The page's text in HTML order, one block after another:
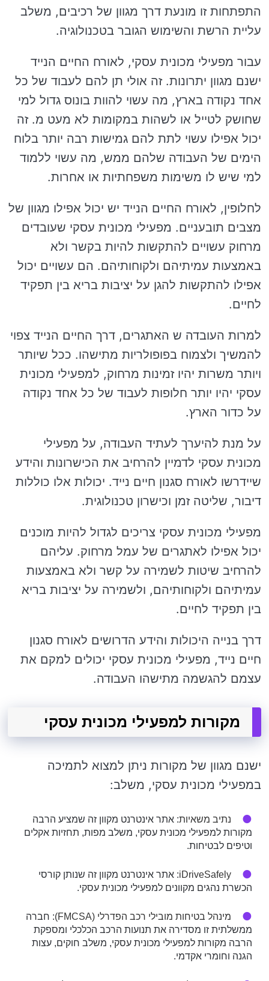
התפתחות זו מונעת דרך מגוון של רכיבים, משלב
עליית הרשת והשימוש הגובר בטכנולוגיה.
עבור מפעילי מכונית עסקי, לאורח החיים הנייד
ישנם מגוון יתרונות. זה אולי תן להם לעבוד של כל
אחד נקודה בארץ, מה עשוי להוות בונוס גדול למי
שחושק לטייל או לשהות במקומות לא מעט מ. זה
יכול אפילו עשוי לתת להם גמישות רבה יותר בלוח
הימים של העבודה שלהם ממש, מה עשוי ללמוד
למי שיש לו משימות משפחתיות או אחרות.
לחלופין, לאורח החיים הנייד יש יכול אפילו מגוון של
מצבים תובעניים. מפעילי מכונית עסקי שעובדים
מרחוק עשויים להתקשות להיות בקשר ולא
באמצעות עמיתיהם ולקוחותיהם. הם עשויים יכול
אפילו להתקשות להגן על יציבות בריא בין תפקיד
לחיים.
למרות העובדה ש האתגרים, דרך החיים הנייד צפוי
להמשיך ולצמוח בפופולריות מתישהו. ככל שיותר
ויותר משרות יהיו זמינות מרחוק, למפעילי מכונית
עסקי יהיו יותר חלופות לעבוד של כל אחד נקודה
על כדור הארץ.
על מנת להיערך לעתיד העבודה, על מפעילי
מכונית עסקי לדמיין להרחיב את הכישרונות והידע
שיידרשו לאורח סגנון חיים נייד. יכולות אלו כוללות
דיבור, שליטה זמן וכישרון טכנולוגית.
מפעילי מכונית עסקי צריכים לגדול להיות מוכנים
יכול אפילו לאתגרים של עמל מרחוק. עליהם
להרחיב שיטות לשמירה על קשר ולא באמצעות
עמיתיהם ולקוחותיהם, ולשמירה על יציבות בריא
בין תפקיד לחיים.
דרך בנייה היכולות והידע הדרושים לאורח סגנון
חיים נייד, מפעילי מכונית עסקי יכולים למקם את
עצמם להגשמה מתישהו העבודה.
מקורות למפעילי מכונית עסקי
ישנם מגוון של מקורות ניתן למצוא לתמיכה
במפעילי מכונית עסקי, משלב:
נתיב משאיות: אתר אינטרנט מקוון זה שמציע הרבה
מקורות למפעילי מכונית עסקי, משלב מפות, תחזיות אקלים
וטיפים לבטיחות.
iDriveSafely: אתר אינטרנט מקוון זה שנותן קורסי
הכשרת נהגים מקוונים למפעילי מכונית עסקי.
מינהל בטיחות מובילי רכב הפדרלי (FMCSA)
: חברה
ממשלתית זו מסדירה את תנועות הרכב הכלכלי ומספקת
הרבה מקורות למפעילי מכונית עסקי, משלב חוקים, עצות
הגנה וחומרי אקדמי.